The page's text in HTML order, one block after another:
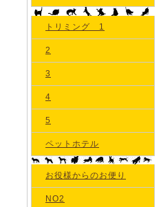
トリミング 1
2
3
4
5
ペットホテル
お役様からのお便り
NO2